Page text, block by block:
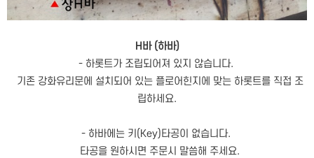
H바 (하바)
- 하롯트가 조립되어져 있지 않습니다.
기존 강화유리문에 설치되어 있는 플로어힌지에 맞는 하롯트를 직접 조
립하세요.
- 하바에는 키(Key)타공이 없습니다.
타공을 원하시면 주문시 말씀해 주세요.